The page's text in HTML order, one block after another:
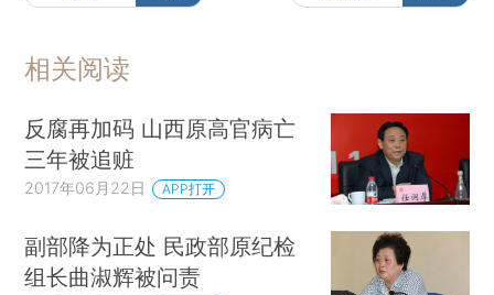
相关阅读
反腐再加码 山西原高官病亡
三年被追赃
2017年06月22日 APP打开
副部降为正处 民政部原纪检
组长曲淑辉被问责